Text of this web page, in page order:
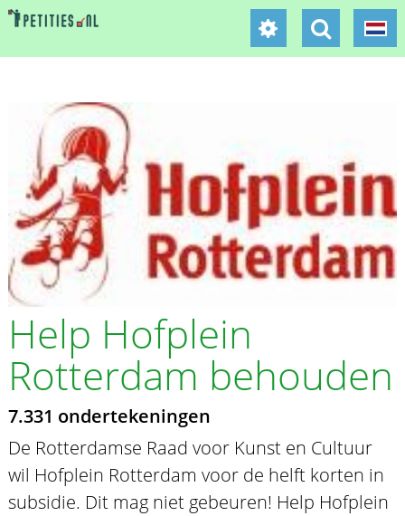
Help Hofplein
Rotterdam behouden
7.331 ondertekeningen
De Rotterdamse Raad voor Kunst en Cultuur
wil Hofplein Rotterdam voor de helft korten in
subsidie. Dit mag niet gebeuren! Help Hofplein